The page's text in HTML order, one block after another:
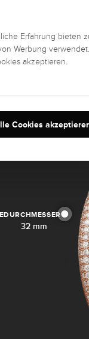
32 mm
Erfahrung bieten
Werbung verwendet.
akzeptieren.
Cookies